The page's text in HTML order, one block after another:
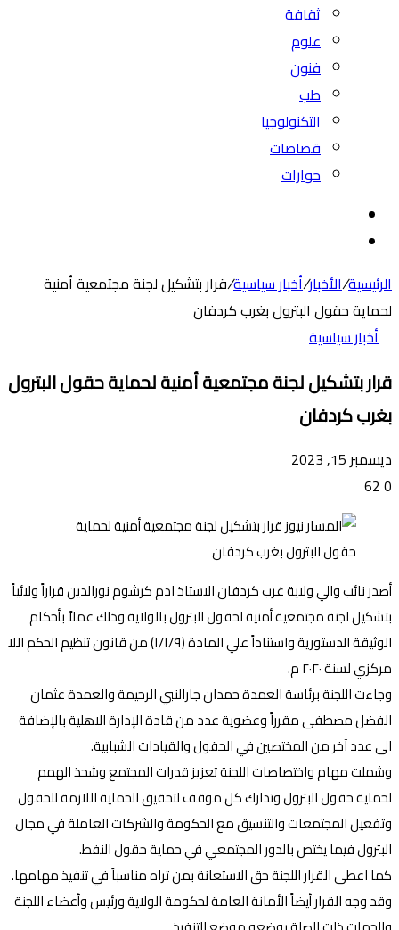
ثقافة
علوم
فنون
طب
التكنولوجيا
قصاصات
حوارات
الرئيسية/الأخبار/أخبار سياسية/قرار بتشكيل لجنة مجتمعية أمنية
لحماية حقول البترول بغرب كردفان
أخبار سياسية
قرار بتشكيل لجنة مجتمعية أمنية لحماية حقول البترول
بغرب كردفان
ديسمبر 15, 2023
0
أصدر نائب والي ولاية غرب كردفان الاستاذ ادم كرشوم نورالدين قراراً ولائياً
بتشكيل لجنة مجتمعية أمنية لحقول البترول بالولاية وذلك عملاً بأحكام
الوثيقة الدستورية واستناداً علي المادة (۱/۱/۹) من قانون تنظيم الحكم اللا
مركزي لسنة ۲۰۲۰ م.
وجاءت اللجنة برئاسة العمدة حمدان جارالنبي الرحيمة والعمدة عثمان
الفضل مصطفى مقرراً وعضوية عدد من قادة الإدارة الاهلية بالإضافة
الى عدد آخر من المختصين في الحقول والقيادات الشبابية.
وشملت مهام واختصاصات اللجنة تعزيز قدرات المجتمع وشحذ الهمم
لحماية حقول البترول وتدارك كل موقف لتحقيق الحماية اللازمة للحقول
وتفعيل المجتمعات والتنسيق مع الحكومة والشركات العاملة في مجال
البترول فيما يختص بالدور المجتمعي في حماية حقول النفط.
كما اعطى القرار اللجنة حق الاستعانة بمن تراه مناسباً في تنفيذ مهامها.
وقد وجه القرار أيضاً الأمانة العامة لحكومة الولاية ورئيس وأعضاء اللجنة